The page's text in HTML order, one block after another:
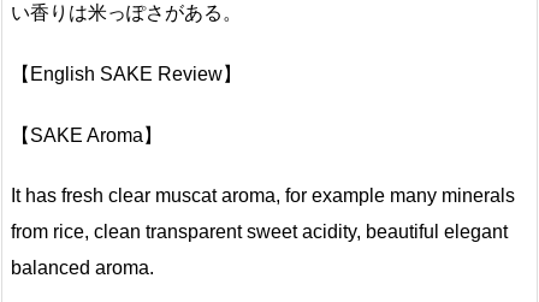
い香りは米っぽさがある。
【English SAKE Review】
【SAKE Aroma】
It has fresh clear muscat aroma, for example many minerals
from rice, clean transparent sweet acidity, beautiful elegant
balanced aroma.